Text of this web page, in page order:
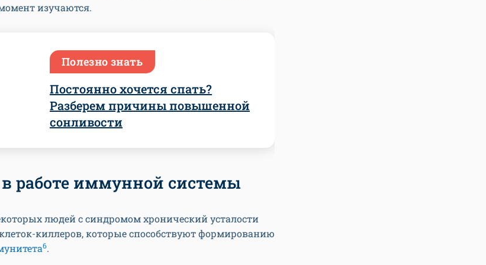
изучаются.
Полезно знать
Постоянно хочется спать?
Разберем причины повышенной
сонливости
работе иммунной системы
людей с синдромом хронический усталости
киллеров, которые способствуют формированию
6.